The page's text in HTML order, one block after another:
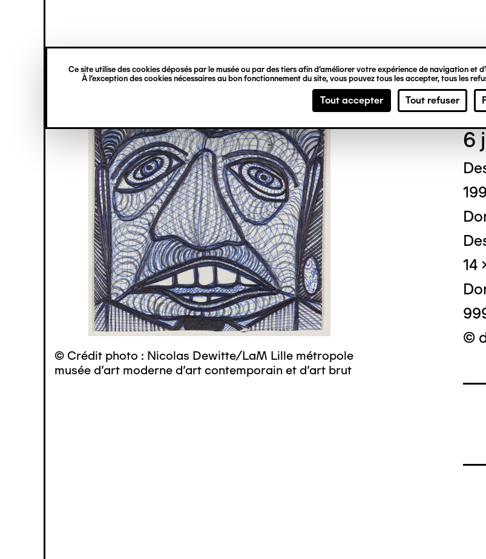
Ce site utilise des cookies déposés par le musée ou par des tiers afin d’améliorer votre expérience de navigation et
À l’exception des cookies nécessaires au bon fonctionnement du site, vous pouvez tous les accepter, tous les
Tout accepter Tout refuser
principal
verticale
© Crédit photo : Nicolas Dewitte/LaM Lille métropole
musée d’art moderne d’art contemporain et d’art brut
6
14
©